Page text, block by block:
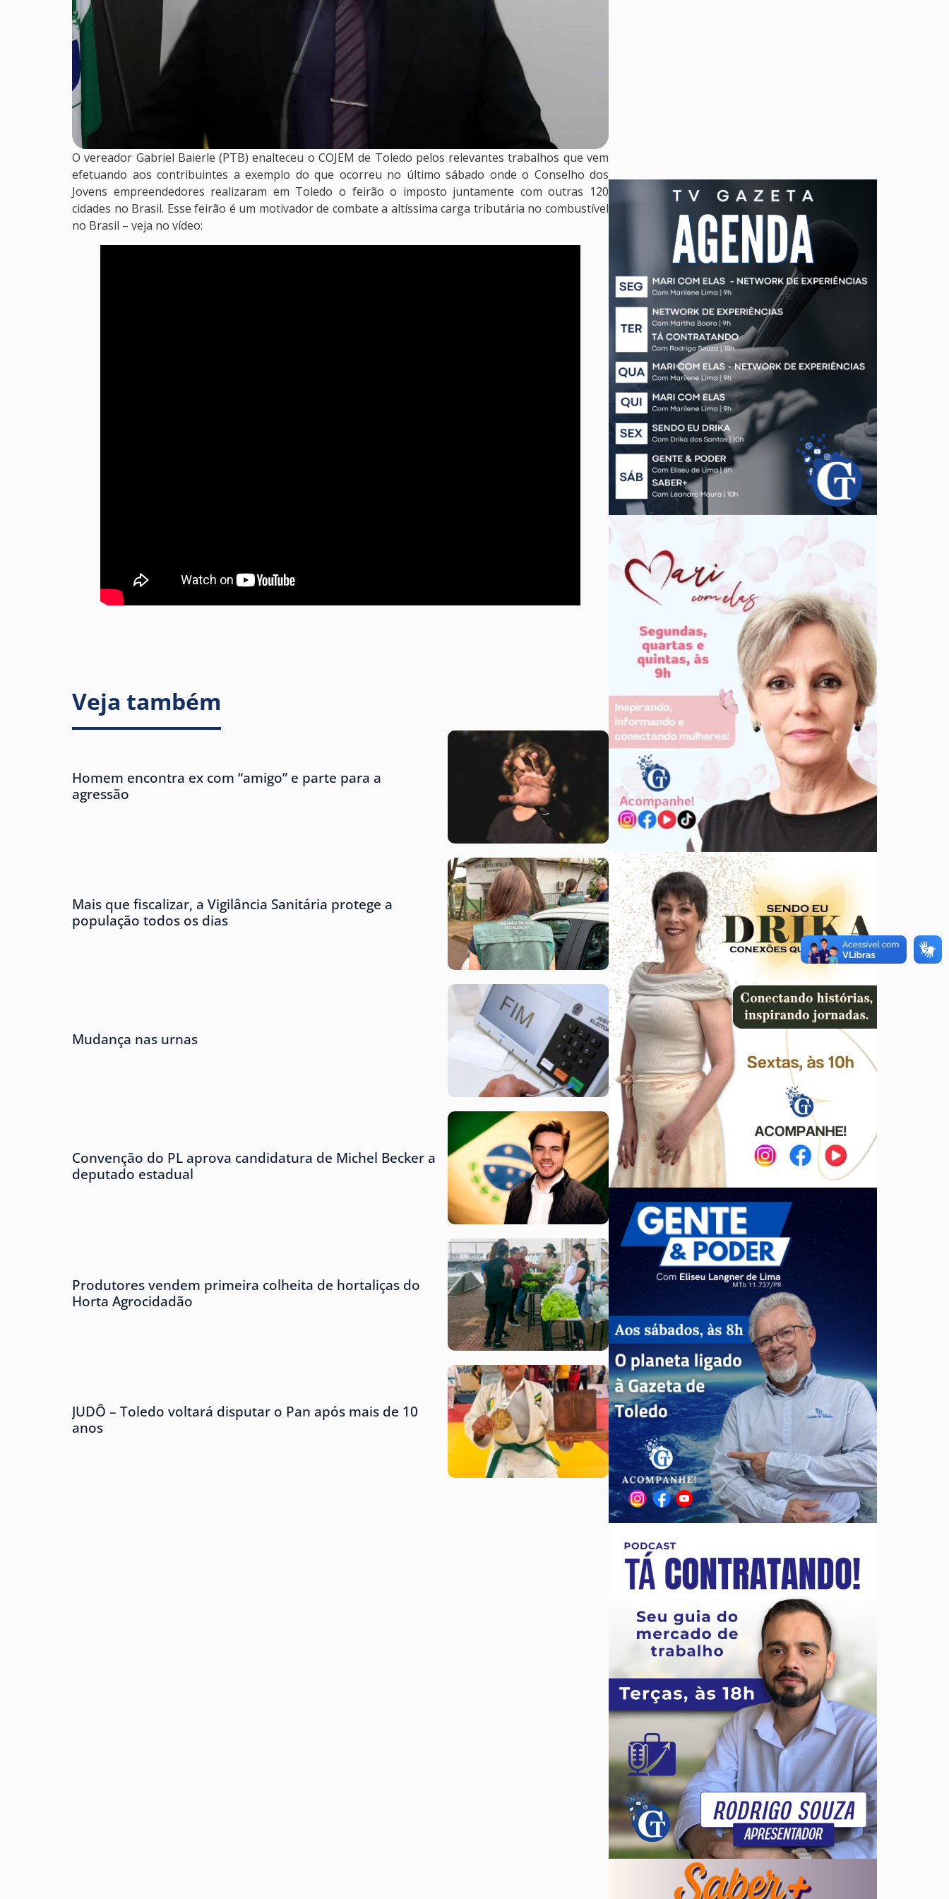
O vereador Gabriel Baierle (PTB) enalteceu o COJEM de Toledo pelos relevantes trabalhos que vem
efetuando aos contribuintes a exemplo do que ocorreu no último sábado onde o Conselho dos
Jovens empreendedores realizaram em Toledo o feirão o imposto juntamente com outras 120
cidades no Brasil. Esse feirão é um motivador de combate a altíssima carga tributária no combustível
no Brasil – veja no vídeo:
Veja também
Homem encontra ex com “amigo” e parte para a
agressão
Mais que fiscalizar, a Vigilância Sanitária protege a
população todos os dias
Mudança nas urnas
Convenção do PL aprova candidatura de Michel Becker a
deputado estadual
Produtores vendem primeira colheita de hortaliças do
Horta Agrocidadão
JUDÔ – Toledo voltará disputar o Pan após mais de 10
anos